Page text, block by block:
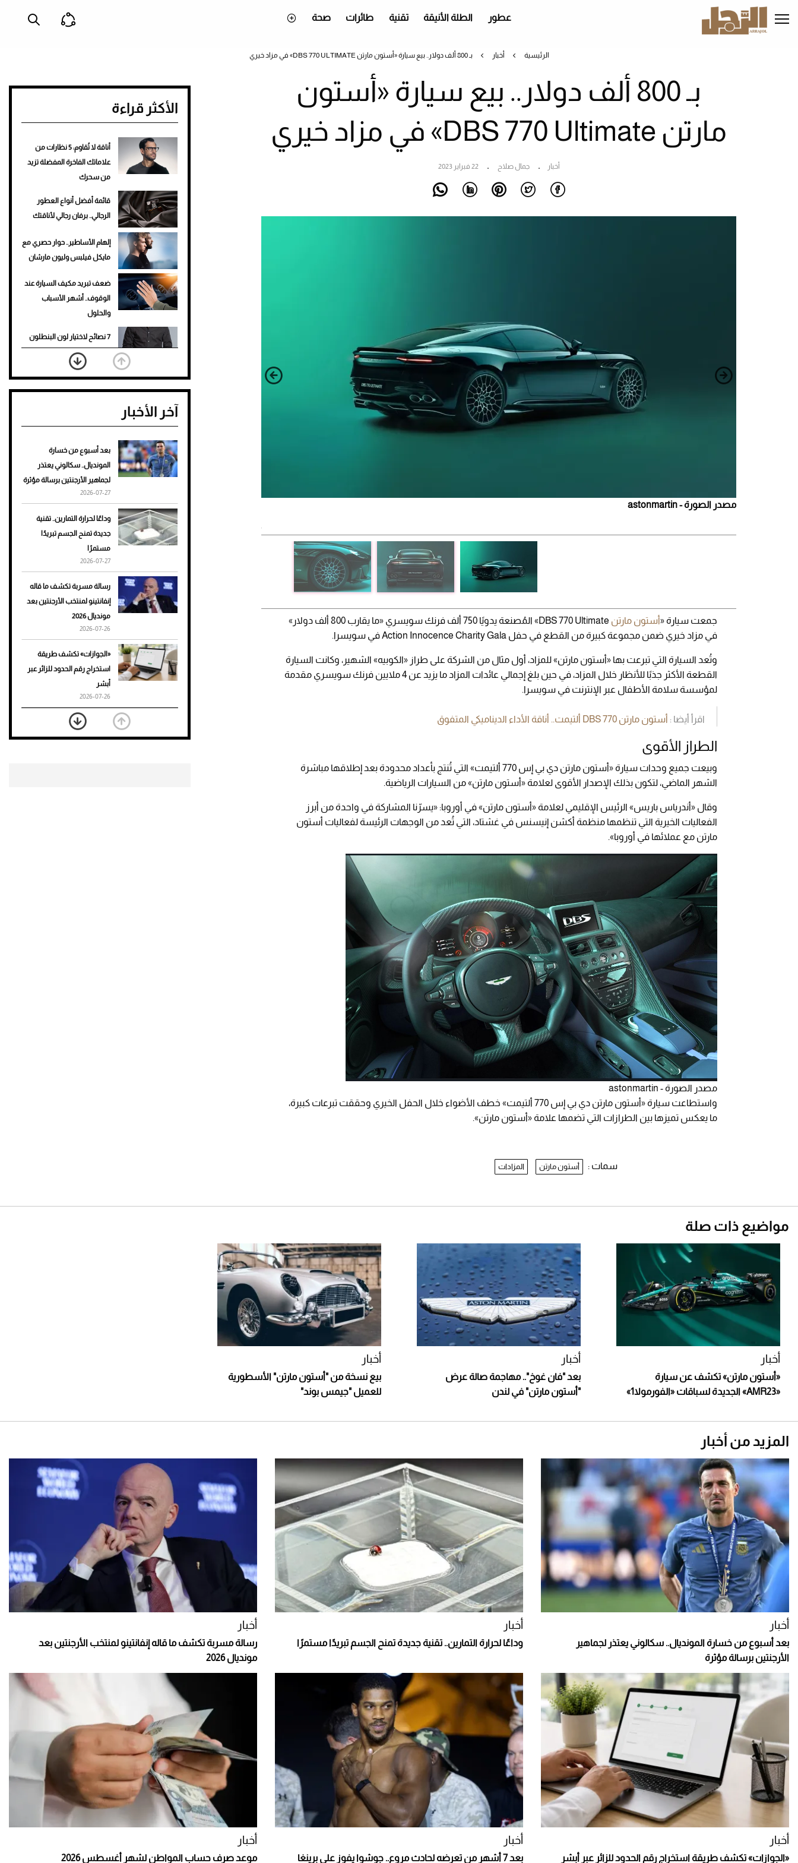
إلى
المحتوى
عطور الطلة الأنيقة تقنية طائرات صحة
الرئيسية أخبار بـ 800 ألف دولار.. بيع سيارة «أستون مارتن DBS 770 ULTIMATE» في مزاد خيري
بـ 800 ألف دولار.. بيع سيارة «أستون
مارتن DBS 770 Ultimate» في مزاد خيري
أخبار جمال صلاح 22 فبراير 2023
مصدر الصورة - astonmartin
جمعت سيارة «أستون مارتن
DBS 770 Ultimate» المُصنعة يدويًا 750 ألف فرنك سويسري «ما يقارب 800 ألف دولار»
في مزاد خيري ضمن مجموعة كبيرة من القطع في حفل Action Innocence Charity Gala في سويسرا.
وتُعد السيارة التي تبرعت بها «أستون مارتن» للمزاد، أول مثال من الشركة على طراز «الكوبيه» الشهير، وكانت السيارة
القطعة الأكثر جذبًا للأنظار خلال المزاد، في حين بلغ إجمالي عائدات المزاد ما يزيد عن 4 ملايين فرنك سويسري مقدمة
لمؤسسة سلامة الأطفال عبر الإنترنت في سويسرا.
اقرأ أيضا : أستون مارتن DBS 770 ألتيمت.. أناقة الأداء الديناميكي المتفوق
الطراز الأقوى
وبيعت جميع وحدات سيارة «أستون مارتن دي بي إس 770 ألتيمت» التي تُنتج بأعداد محدودة بعد إطلاقها مباشرة
الشهر الماضي، لتكون بذلك الإصدار الأقوى لعلامة «أستون مارتن» من السيارات الرياضية.
وقال «أندرياس باريس» الرئيس الإقليمي لعلامة «أستون مارتن» في أوروبا: «يسرّنا المشاركة في واحدة من أبرز
الفعاليات الخيرية التي تنظمها منظمة أكشن إنيسنس في غشتاد، التي تُعد من الوجهات الرئيسة لفعاليات أستون
مارتن مع عملائها في أوروبا».
مصدر الصورة - astonmartin
واستطاعت سيارة «أستون مارتن دي بي إس 770 ألتيمت» خطف الأضواء خلال الحفل الخيري وحققت تبرعات كبيرة،
ما يعكس تميزها بين الطرازات التي تضمها علامة «أستون مارتن».
الأكثر قراءة
أناقة لا تُقاوم: 5 نظارات من
علاماتك الفاخرة المفضلة تزيد
من سحرك
قائمة أفضل أنواع العطور
الرجالي.. برفان رجالي لأناقتك
إلهام الأساطير.. حوار حصري مع
مايكل فيلبس وليون مارشان
ضعف تبريد مكيف السيارة عند
الوقوف.. أشهر الأسباب
والحلول
7 نصائح لاختيار لون البنطلون
المناسب للقميص الأسود
نرى المستقبل من خلال
تصميماتنا.. كيف حجزت 1886
تمنحك فخامة استثنائية
هوى الأبطال
أفضل تدريج للشعر الطويل
لإطلالة جريئة وعصرية
للرجال
آخر الأخبار
بعد أسبوع من خسارة
المونديال.. سكالوني يعتذر
لجماهير الأرجنتين برسالة مؤثرة
2026-07-27
وداعًا لحرارة التمارين.. تقنية
جديدة تمنح الجسم تبريدًا
مستمرًا
2026-07-27
رسالة مسربة تكشف ما قاله
إنفانتينو لمنتخب الأرجنتين بعد
مونديال 2026
2026-07-26
«الجوازات» تكشف طريقة
استخراج رقم الحدود للزائر عبر
أبشر
2026-07-26
بعد 7 أشهر من تعرضه لحادث
مروع.. جوشوا يفوز على برينغا
سمات : أستون مارتن المزادات
مواضيع ذات صلة
أخبار
«أستون مارتن» تكشف عن سيارة
«AMR23» الجديدة لسباقات «الفورمولا1»
أخبار
بعد "فان غوخ".. مهاجمة صالة عرض
"أستون مارتن" في لندن
أخبار
بيع نسخة من "أستون مارتن" الأسطورية
للعميل "جيمس بوند"
المزيد من أخبار
أخبار
بعد أسبوع من خسارة المونديال.. سكالوني يعتذر لجماهير
الأرجنتين برسالة مؤثرة
أخبار
وداعًا لحرارة التمارين.. تقنية جديدة تمنح الجسم تبريدًا مستمرًا
أخبار
رسالة مسربة تكشف ما قاله إنفانتينو لمنتخب الأرجنتين بعد
مونديال 2026
أخبار
«الجوازات» تكشف طريقة استخراج رقم الحدود للزائر عبر أبشر
أخبار
بعد 7 أشهر من تعرضه لحادث مروع.. جوشوا يفوز على برينغا
أخبار
موعد صرف حساب المواطن لشهر أغسطس 2026